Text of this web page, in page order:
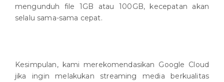
mengunduh file 1GB atau 100GB, kecepatan akan
selalu sama-sama cepat.
Kesimpulan, kami merekomendasikan Google Cloud
jika ingin melakukan streaming media berkualitas